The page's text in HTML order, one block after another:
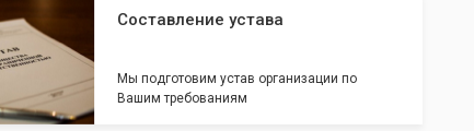
Составление устава
Мы подготовим устав организации по
Вашим требованиям